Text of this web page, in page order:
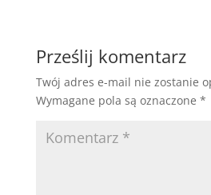
Prześlij komentarz
Twój adres e-mail nie zostanie
Wymagane pola są oznaczone *